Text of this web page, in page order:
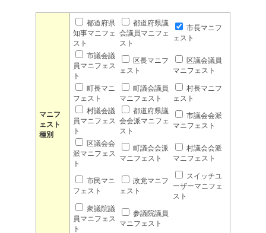
マニフ
ェスト
種別
都道府県
知事マニフェ
スト
都道府県議
会議員マニフェ
スト
市長マニフ
ェスト
市議会議
員マニフェス
ト
区長マニフ
ェスト
区議会議員
マニフェスト
町長マニ
フェスト
町議会議員
マニフェスト
村長マニフ
ェスト
村議会議
員マニフェス
ト
都道府県議
会会派マニフェ
スト
市議会会派
マニフェスト
区議会会
派マニフェス
ト
町議会会派
マニフェスト
村議会会派
マニフェスト
市民マニ
フェスト
政党マニフ
ェスト
スイッチユ
ーザーマニフェ
スト
衆議院議
員マニフェス
ト
参議院議員
マニフェスト